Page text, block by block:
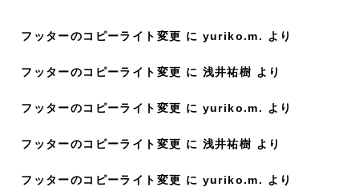
フッターのコピーライト変更 に yuriko.m. より
フッターのコピーライト変更 に 浅井祐樹 より
フッターのコピーライト変更 に yuriko.m. より
フッターのコピーライト変更 に 浅井祐樹 より
フッターのコピーライト変更 に yuriko.m. より